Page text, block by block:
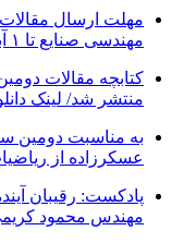
مهلت ارسال مقالات
مهندسی صنایع تا ۱ آبان ماه تمدید شد.
کتابچه مقالات
منتشر شد/ لینک
به مناسبت دومین
عسکرزاده از
پادکست: رقیبان
مهندس محمود